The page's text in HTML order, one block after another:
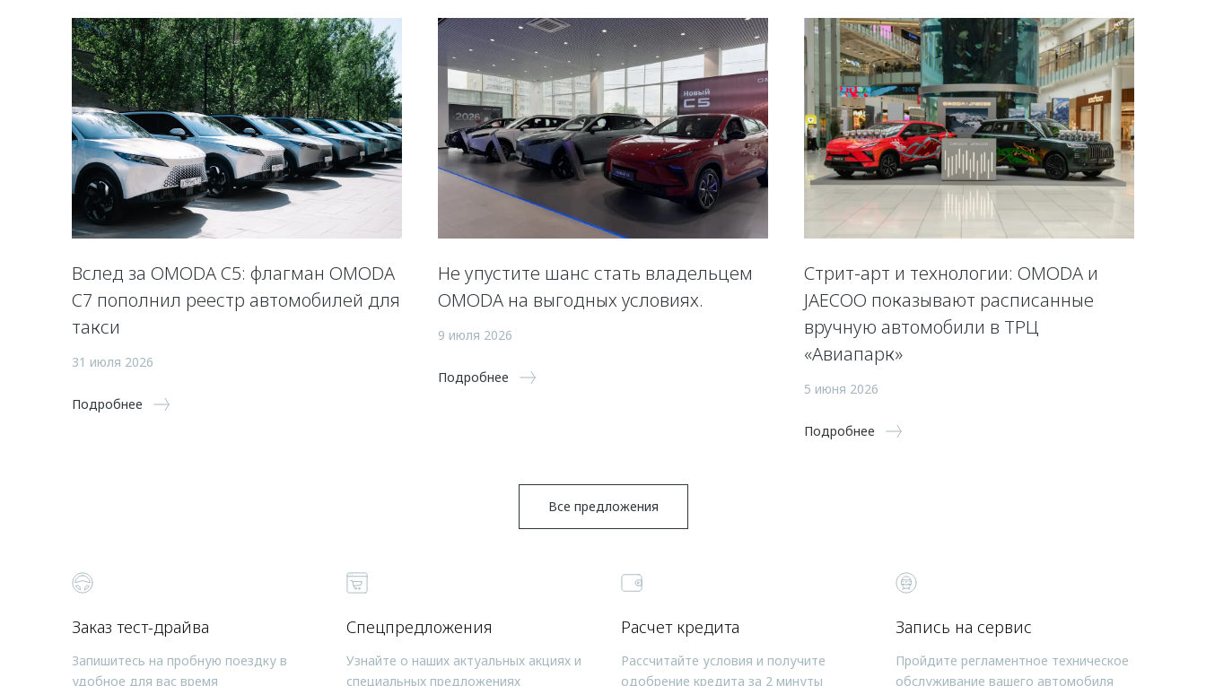
Вслед за OMODA C5: флагман OMODA
C7 пополнил реестр автомобилей для
такси
31 июля 2026
Подробнее
Не упустите шанс стать владельцем
OMODA на выгодных условиях.
9 июля 2026
Подробнее
Стрит-арт и технологии: OMODA и
JAECOO показывают расписанные
вручную автомобили в ТРЦ
«Авиапарк»
5 июня 2026
Подробнее
Все предложения
Заказ тест-драйва
Запишитесь на пробную поездку в
удобное для вас время
Спецпредложения
Узнайте о наших актуальных акциях и
специальных предложениях
Расчет кредита
Рассчитайте условия и получите
одобрение кредита за 2 минуты
Запись на сервис
Пройдите регламентное техническое
обслуживание вашего автомобиля